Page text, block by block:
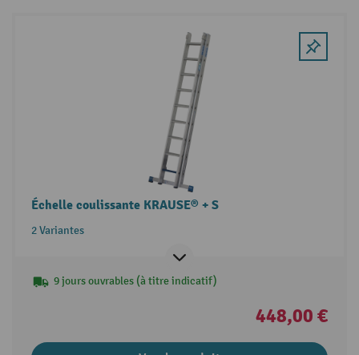
Échelle coulissante KRAUSE® + S
2 Variantes
9 jours ouvrables (à titre indicatif)
448,00 €